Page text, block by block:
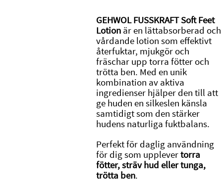
GEHWOL FUSSKRAFT Soft Feet
Lotionär en lättabsorberad och
vårdande lotion som effektivt
återfuktar, mjukgör och
fräschar upp torra fötter och
trötta ben. Med en unik
kombination av aktiva
ingredienser hjälper den till att
ge huden en silkeslen känsla
samtidigt som den stärker
hudens naturliga fuktbalans.
Perfekt för daglig användning
för dig som upplevertorra
fötter, sträv hud eller tunga,
trötta ben.